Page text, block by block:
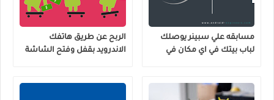
مسابقه علي سبينر يوصلك
لباب بيتك في اي مكان في
الربح عن طريق هاتفك
الاندرويد بقفل وفتح الشاشة